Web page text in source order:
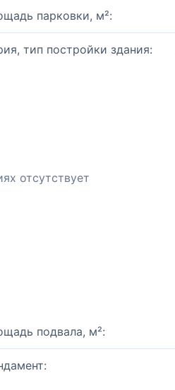
парковки, м²:
тип постройки здания:
отсутствует
подвала, м²: